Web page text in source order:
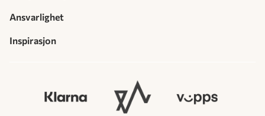
Ansvarlighet
Inspirasjon